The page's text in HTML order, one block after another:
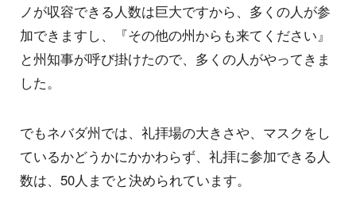
ノが収容できる人数は巨大ですから、多くの人が参
加できますし、『その他の州からも来てください』
と州知事が呼び掛けたので、多くの人がやってきま
した。
でもネバダ州では、礼拝場の大きさや、マスクをし
ているかどうかにかかわらず、礼拝に参加できる人
数は、50人までと決められています。